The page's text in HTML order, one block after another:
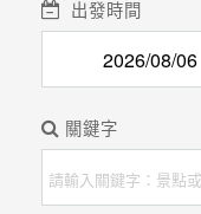
客服
出發時間
關鍵字